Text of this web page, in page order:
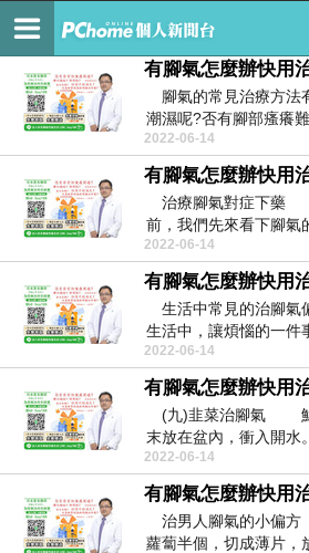
dsfrg
有腳氣怎麼辦快用
腳氣的常見治療方
潮濕呢?否有腳部瘙癢
之間破潰糜...
2022-06-14
有腳氣怎麼辦快用
治療腳氣對症下藥
前，我們先來看下腳氣
型、水皰型和...
2022-06-14
有腳氣怎麼辦快用
生活中常見的治腳
生活中，讓煩惱的一件
聞著很臭，...
2022-06-14
有腳氣怎麼辦快用
(九)韭菜治腳氣 鮮
末放在盆內，衝入開水
半小...
2022-06-14
有腳氣怎麼辦快用
治男人腳氣的小偏
蘿蔔半個，切成薄片，